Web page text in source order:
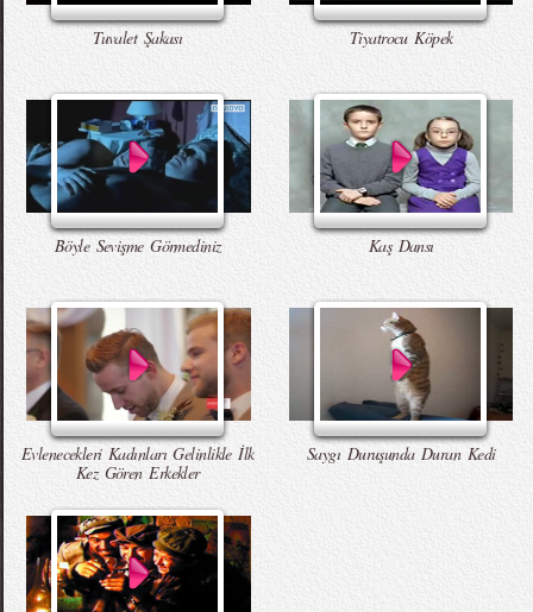
Tuvalet Şakası Tiyatrocu Köpek
Böyle Sevişme Görmediniz Kaş Dansı
Evlenecekleri Kadınları Gelinlikle İlk
Kez Gören Erkekler
Saygı Duruşunda Duran Kedi